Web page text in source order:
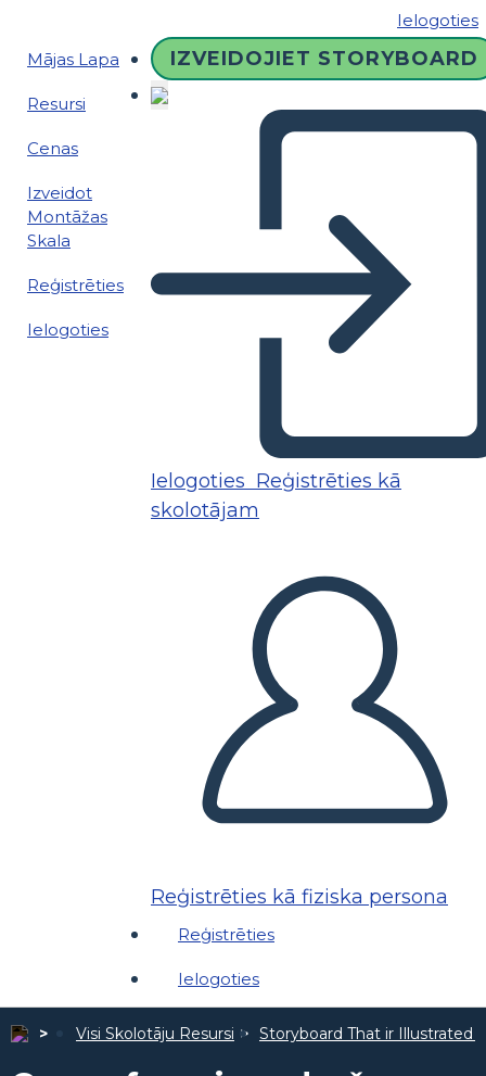
Ielogoties
Mājas Lapa
Resursi
Cenas
Izveidot
Montāžas
Skala
Reģistrēties
Ielogoties
IZVEIDOJIET STORYBOARD
Ielogoties Reģistrēties kā
skolotājam
Reģistrēties kā fiziska persona
Reģistrēties
Ielogoties
Visi Skolotāju Resursi Storyboard That ir Illustrated